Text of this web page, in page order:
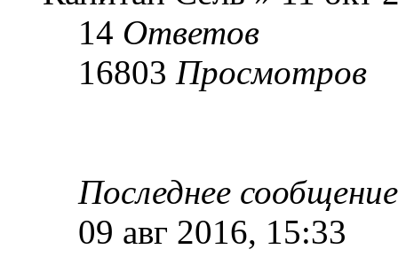
14 Ответов
16803 Просмотров
Последнее
09 авг 2016, 15:33